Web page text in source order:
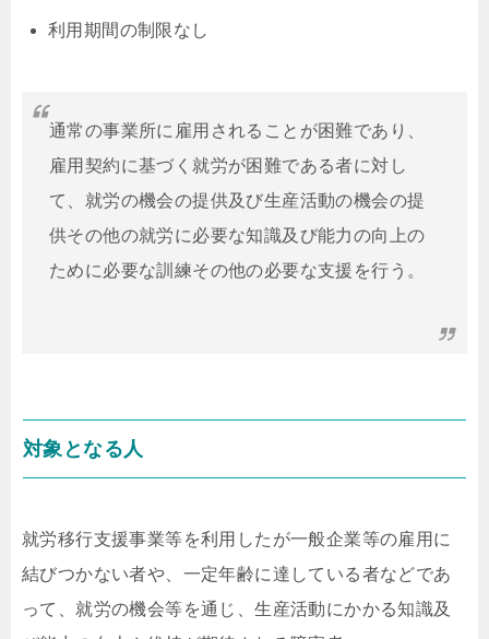
利用期間の制限なし
通常の事業所に雇用されることが困難であり、
雇用契約に基づく就労が困難である者に対し
て、就労の機会の提供及び生産活動の機会の提
供その他の就労に必要な知識及び能力の向上の
ために必要な訓練その他の必要な支援を行う。
対象となる人
就労移行支援事業等を利用したが一般企業等の雇用に
結びつかない者や、一定年齢に達している者などであ
って、就労の機会等を通じ、生産活動にかかる知識及